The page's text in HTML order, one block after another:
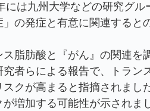
は九州大学などの研究グル
」の発症と有意に関連すると
ス脂肪酸と『がん』の関連
究者らによる報告で、トラン
スクが高まると指摘されまし
が増加する可能性が示されま